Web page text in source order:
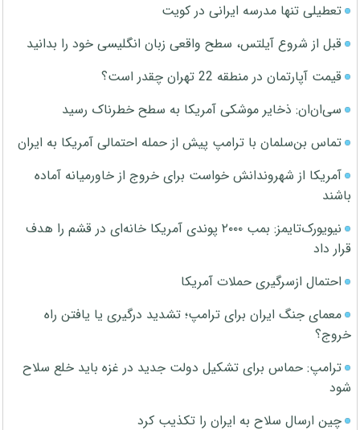
تعطیلی تنها مدرسه ایرانی در کویت
قبل از شروع آیلتس، سطح واقعی زبان انگلیسی خود را بدانید
قیمت آپارتمان در منطقه 22 تهران چقدر است؟
سی‌ان‌ان: ذخایر موشکی آمریکا به سطح خطرناک رسید
تماس بن‌سلمان با ترامپ پیش از حمله احتمالی آمریکا به ایران
آمریکا از شهروندانش خواست برای خروج از خاورمیانه آماده
باشند
نیویورک‌تایمز: بمب ۲۰۰۰ پوندی آمریکا خانه‌ای در قشم را هدف
قرار داد
احتمال ازسرگیری حملات آمریکا
معمای جنگ ایران برای ترامپ؛ تشدید درگیری یا یافتن راه
خروج؟
ترامپ: حماس برای تشکیل دولت جدید در غزه باید خلع سلاح
شود
چین ارسال سلاح به ایران را تکذیب کرد